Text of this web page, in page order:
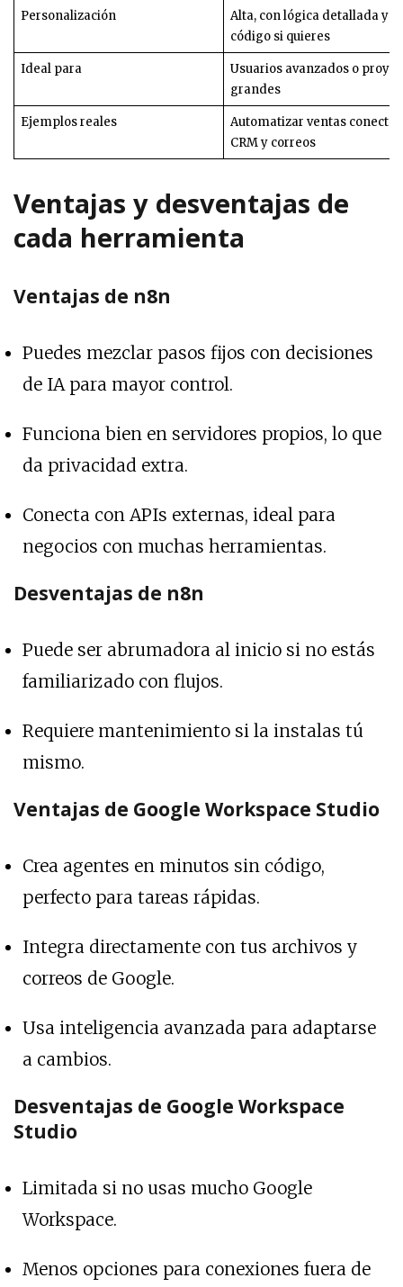
Personalización
Alta, con lógica detallada y
código si quieres
Ideal para
Usuarios avanzados o
grandes
Ejemplos reales
Automatizar ventas
CRM y correos
Ventajas y desventajas de
cada herramienta
Ventajas de n8n
Puedes mezclar pasos fijos con decisiones
de IA para mayor control.
Funciona bien en servidores propios, lo que
da privacidad extra.
Conecta con APIs externas, ideal para
negocios con muchas herramientas.
Desventajas de n8n
Puede ser abrumadora al inicio si no estás
familiarizado con flujos.
Requiere mantenimiento si la instalas tú
mismo.
Ventajas de Google Workspace Studio
Crea agentes en minutos sin código,
perfecto para tareas rápidas.
Integra directamente con tus archivos y
correos de Google.
Usa inteligencia avanzada para adaptarse
a cambios.
Desventajas de Google Workspace
Studio
Limitada si no usas mucho Google
Workspace.
Menos opciones para conexiones fuera de